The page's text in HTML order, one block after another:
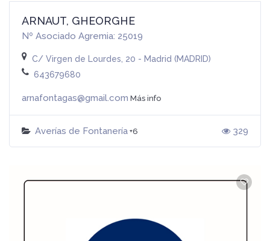
ARNAUT, GHEORGHE
Nº Asociado Agremia: 25019
C/ Virgen de Lourdes, 20 - Madrid (MADRID)
643679680
arnafontagas@gmail.com Más info
Averías de Fontanería +6 329